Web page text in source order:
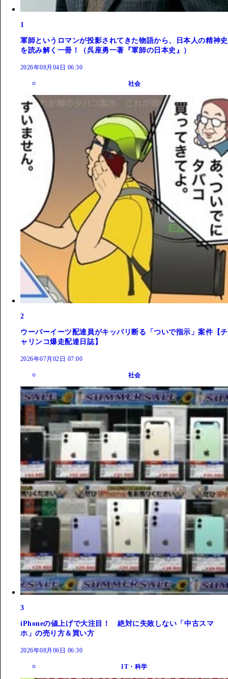
1
軍師というロマンが投影されてきた物語から、日本人の精神史
を読み解く一冊！（呉座勇一著『軍師の日本史』）
2026年08月04日 06:30
社会
2
ウーバーイーツ配達員がキッパリ断る「ついで指示」案件【チ
ャリンコ爆走配達日誌】
2026年07月02日 07:00
社会
3
iPhoneの値上げで大注目！ 絶対に失敗しない「中古スマ
ホ」の売り方＆買い方
2026年08月06日 06:30
IT・科学